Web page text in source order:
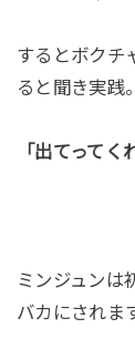
するとボクチ
ると聞き実践。
「出てってく
ミンジュンは
バカにされま